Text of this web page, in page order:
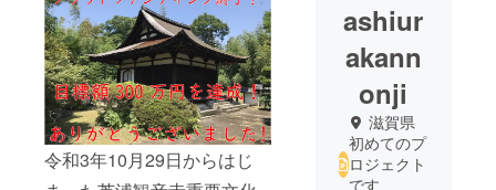
令和3年10月29日からはじ
ashiur
akann
onji
滋賀県
初めてのプ
ロジェクト
です